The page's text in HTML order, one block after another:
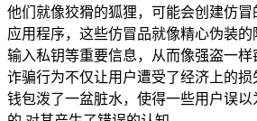
他们就像狡猾的狐狸，可能会创建仿冒
应用程序，这些仿冒品就像精心伪装
输入私钥等重要信息，从而像强盗一
诈骗行为不仅让用户遭受了经济上的损
钱包泼了一盆脏水，使得一些用户误以